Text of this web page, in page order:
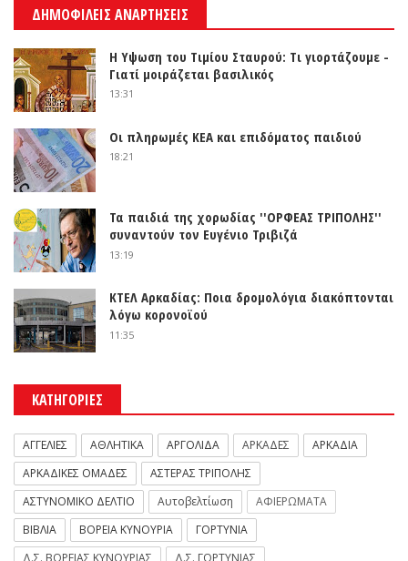
ΔΗΜΟΦΙΛΕΙΣ ΑΝΑΡΤΗΣΕΙΣ
Η Υψωση του Τιμίου Σταυρού: Τι γιορτάζουμε -
Γιατί μοιράζεται βασιλικός
13:31
Οι πληρωμές ΚΕΑ και επιδόματος παιδιού
18:21
Τα παιδιά της χορωδίας ''ΟΡΦΕΑΣ ΤΡΙΠΟΛΗΣ''
συναντούν τον Ευγένιο Τριβιζά
13:19
ΚΤΕΛ Αρκαδίας: Ποια δρομολόγια διακόπτονται
λόγω κορονοϊού
11:35
ΚΑΤΗΓΟΡΙΕΣ
ΑΓΓΕΛΙΕΣ ΑΘΛΗΤΙΚΑ ΑΡΓΟΛΙΔΑ ΑΡΚΑΔΕΣ
ΑΡΚΑΔΙΑ
ΑΡΚΑΔΙΚΕΣ ΟΜΑΔΕΣ
ΑΣΤΕΡΑΣ ΤΡΙΠΟΛΗΣ
ΑΣΤΥΝΟΜΙΚΟ ΔΕΛΤΙΟ
Αυτοβελτίωση
ΑΦΙΕΡΩΜΑΤΑ
ΒΙΒΛΙΑ
ΒΟΡΕΙΑ ΚΥΝΟΥΡΙΑ
ΓΟΡΤΥΝΙΑ
Δ.Σ. ΒΟΡΕΙΑΣ ΚΥΝΟΥΡΙΑΣ
Δ.Σ. ΓΟΡΤΥΝΙΑΣ